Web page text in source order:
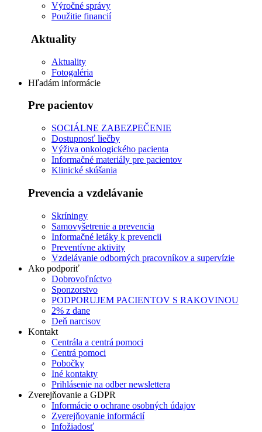
Výročné správy
Použitie financií
Aktuality
Aktuality
Fotogaléria
Hľadám informácie
Pre pacientov
SOCIÁLNE ZABEZPEČENIE
Dostupnosť liečby
Výživa onkologického pacienta
Informačné materiály pre pacientov
Klinické skúšania
Prevencia a vzdelávanie
Skríningy
Samovyšetrenie a prevencia
Informačné letáky k prevencii
Preventívne aktivity
Vzdelávanie odborných pracovníkov a supervízie
Ako podporiť
Dobrovoľníctvo
Sponzorstvo
PODPORUJEM PACIENTOV S RAKOVINOU
2% z dane
Deň narcisov
Kontakt
Centrála a centrá pomoci
Centrá pomoci
Pobočky
Iné kontakty
Prihlásenie na odber newslettera
Zverejňovanie a GDPR
Informácie o ochrane osobných údajov
Zverejňovanie informácií
Infožiadosť